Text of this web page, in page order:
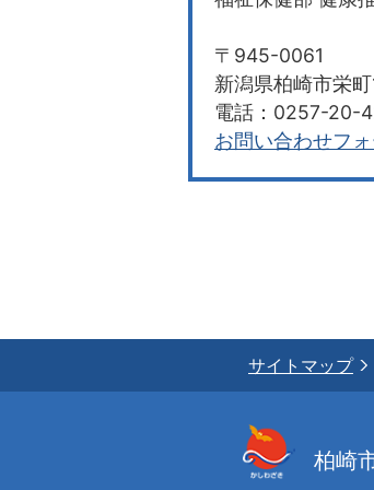
〒945-0061
新潟県柏崎市栄
電話：0257-20-
お問い合わせフ
サイトマップ
柏崎